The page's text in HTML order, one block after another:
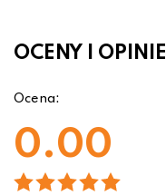
OCENY I OPINIE
Ocena:
0.00